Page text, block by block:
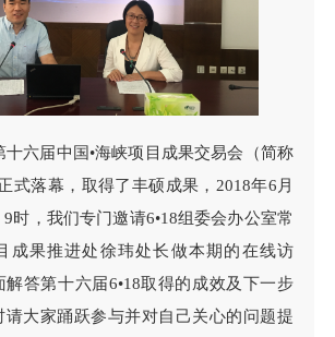
六届中国•海峡项目成果交易会（简称
式落幕，取得了丰硕成果，2018年6月
时，我们专门邀请6•18组委会办公室常
成果推进处徐玮处长做本期的在线访
答第十六届6•18取得的成效及下一步
请大家踊跃参与并对自己关心的问题提